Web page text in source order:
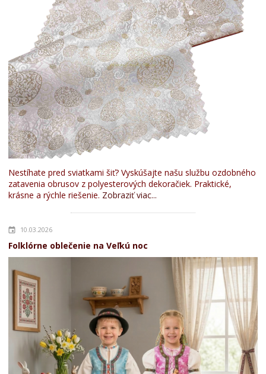
Nestíhate pred sviatkami šiť? Vyskúšajte našu službu ozdobného
zatavenia obrusov z polyesterových dekoračiek. Praktické,
krásne a rýchle riešenie. Zobraziť viac...
10.03.2026
Folklórne oblečenie na Veľkú noc